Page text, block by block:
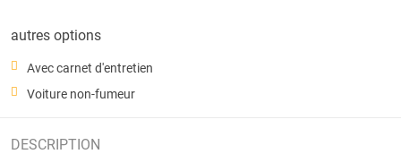
autres options
Avec carnet d'entretien
Voiture non-fumeur
DESCRIPTION